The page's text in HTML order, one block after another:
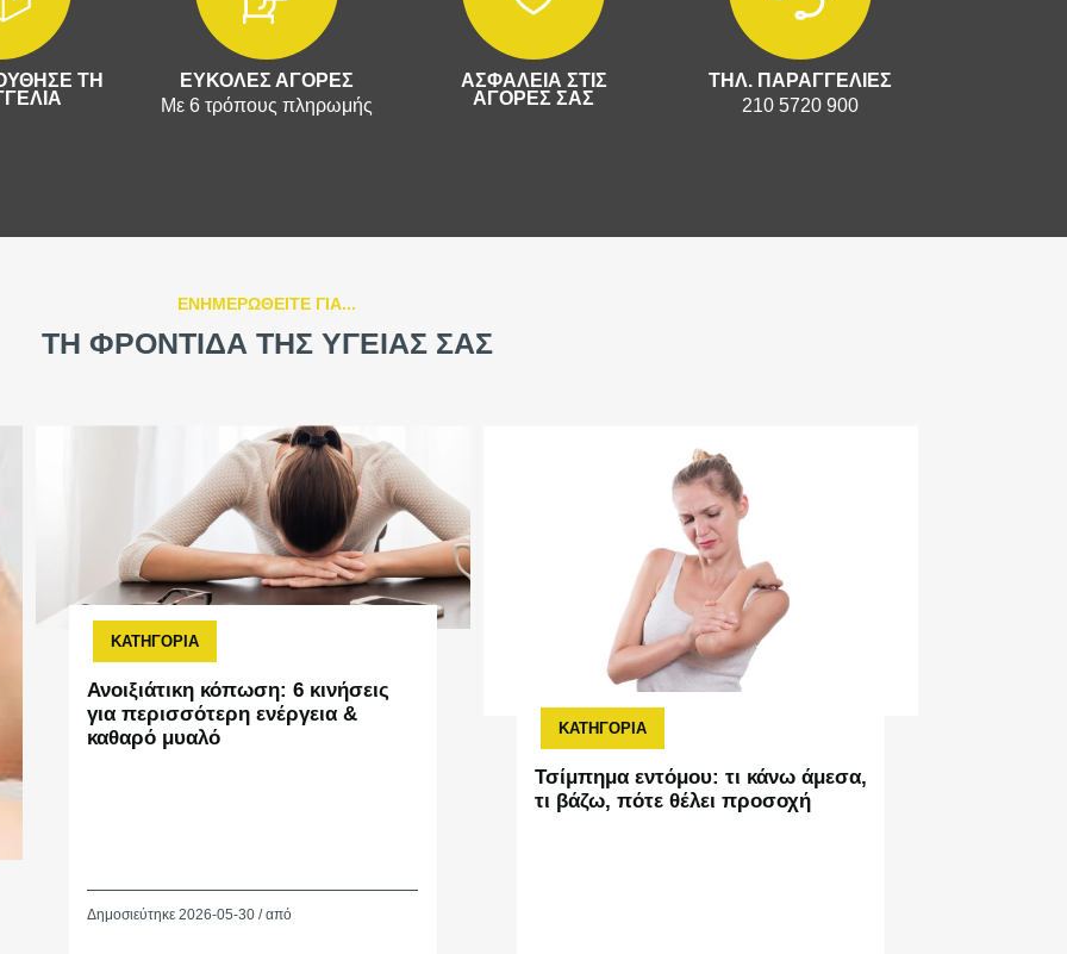
ΤΗ
ΕΥΚΟΛΕΣ ΑΓΟΡΕΣ
Με 6 τρόπους πληρωμής
ΑΣΦΑΛΕΙΑ ΣΤΙΣ
ΑΓΟΡΕΣ ΣΑΣ
ΤΗΛ. ΠΑΡΑΓΓΕΛΙΕΣ
210 5720 900
ΕΝΗΜΕΡΩΘΕΙΤΕ ΓΙΑ...
ΤΗ ΦΡΟΝΤΙΔΑ ΤΗΣ ΥΓΕΙΑΣ ΣΑΣ
ΚΑΤΗΓΟΡΙΑ
Ανοιξιάτικη κόπωση: 6 κινήσεις
για περισσότερη ενέργεια &
καθαρό μυαλό
Δημοσιεύτηκε 2026-05-30 / από
ΚΑΤΗΓΟΡΙΑ
Τσίμπημα εντόμου: τι κάνω άμεσα,
τι βάζω, πότε θέλει προσοχή